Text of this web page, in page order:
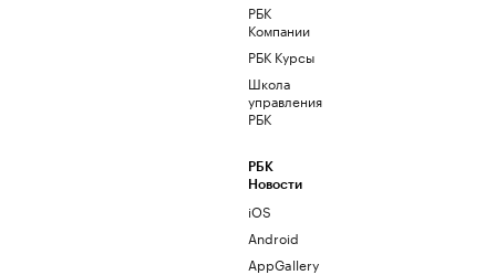
РБК
Компании
РБК Курсы
Школа
управления
РБК
РБК
Новости
iOS
Android
AppGallery